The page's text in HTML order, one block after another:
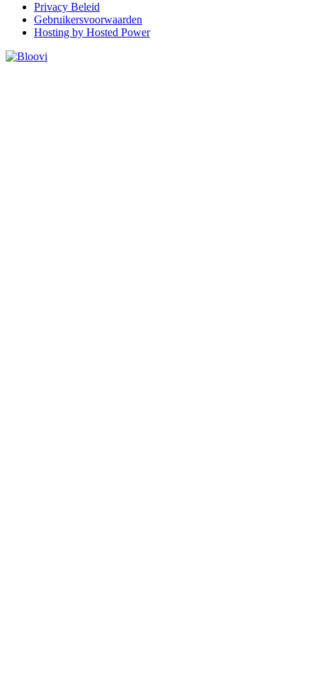
Privacy Beleid
Gebruikersvoorwaarden
Hosting by Hosted Power